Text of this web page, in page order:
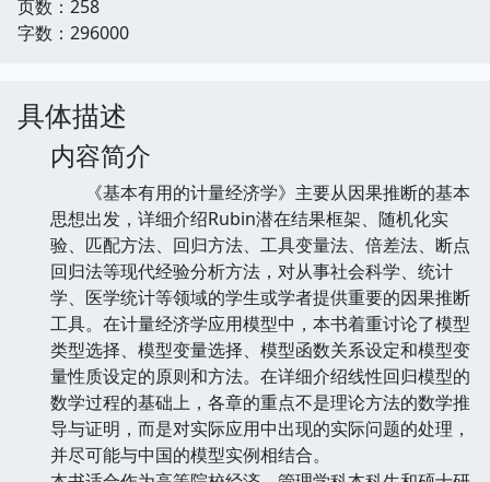
页数：258
字数：296000
具体描述
内容简介
《基本有用的计量经济学》主要从因果推断的基本
思想出发，详细介绍Rubin潜在结果框架、随机化实
验、匹配方法、回归方法、工具变量法、倍差法、断点
回归法等现代经验分析方法，对从事社会科学、统计
学、医学统计等领域的学生或学者提供重要的因果推断
工具。在计量经济学应用模型中，本书着重讨论了模型
类型选择、模型变量选择、模型函数关系设定和模型变
量性质设定的原则和方法。在详细介绍线性回归模型的
数学过程的基础上，各章的重点不是理论方法的数学推
导与证明，而是对实际应用中出现的实际问题的处理，
并尽可能与中国的模型实例相结合。